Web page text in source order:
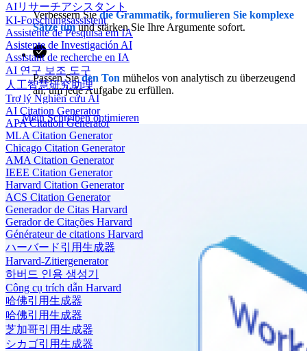
AIリサーチアシスタント
KI-Forschungsassistent
Assistente de Pesquisa em IA
Asistente de Investigación AI
Assistant de recherche en IA
AI 연구 보조 도구
人工智慧研究助理
Trợ lý Nghiên cứu AI
AI Citation Generator
APA Citation Generator
MLA Citation Generator
Chicago Citation Generator
AMA Citation Generator
IEEE Citation Generator
Harvard Citation Generator
ACS Citation Generator
Generador de Citas Harvard
Gerador de Citações Harvard
Générateur de citations Harvard
ハーバード引用生成器
Harvard-Zitiergenerator
하버드 인용 생성기
Công cụ trích dẫn Harvard
哈佛引用生成器
哈佛引用生成器
芝加哥引用生成器
シカゴ引用生成器
Verbessern Siedie Grammatik, formulieren Sie komplexe
Sätze umund stärken Sie Ihre Argumente sofort.
Passen Sieden Ton mühelos von analytisch zu überzeugend
an, um jede Aufgabe zu erfüllen.
Mein Schreiben optimieren